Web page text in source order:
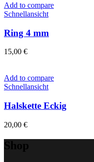
Add to compare
Schnellansicht
Ring 4 mm
15,00 €
Add to compare
Schnellansicht
Halskette Eckig
20,00 €
Shop